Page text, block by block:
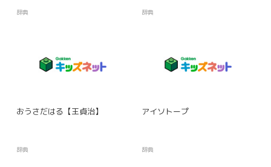
辞典 辞典
おうさだはる【王貞治】
辞典
アイソトープ
辞典